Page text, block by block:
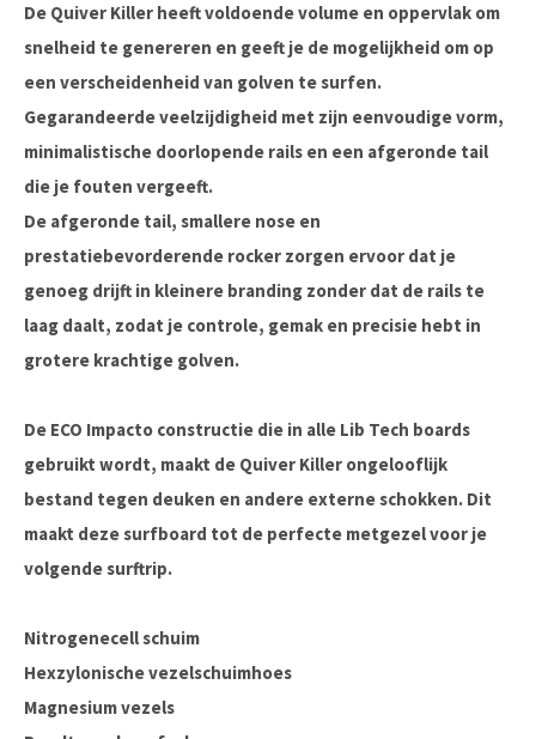
De Quiver Killer heeft voldoende volume en oppervlak om
snelheid te genereren en geeft je de mogelijkheid om op
een verscheidenheid van golven te surfen.
Gegarandeerde veelzijdigheid met zijn eenvoudige vorm,
minimalistische doorlopende rails en een afgeronde tail
die je fouten vergeeft.
De afgeronde tail, smallere nose en
prestatiebevorderende rocker zorgen ervoor dat je
genoeg drijft in kleinere branding zonder dat de rails te
laag daalt, zodat je controle, gemak en precisie hebt in
grotere krachtige golven.
De ECO Impacto constructie die in alle Lib Tech boards
gebruikt wordt, maakt de Quiver Killer ongelooflijk
bestand tegen deuken en andere externe schokken. Dit
maakt deze surfboard tot de perfecte metgezel voor je
volgende surftrip.
Nitrogenecell schuim
Hexzylonische vezelschuimhoes
Magnesium vezels